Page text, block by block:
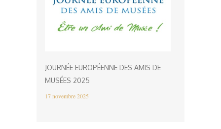
JOURNÉE EUROPÉENNE DES AMIS DE
MUSÉES 2025
17 novembre 2025